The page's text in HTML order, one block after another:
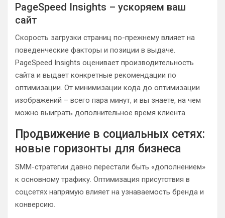
PageSpeed Insights – ускоряем ваш
сайт
Скорость загрузки страниц по-прежнему влияет на
поведенческие факторы и позиции в выдаче.
PageSpeed Insights оценивает производительность
сайта и выдает конкретные рекомендации по
оптимизации. От минимизации кода до оптимизации
изображений – всего пара минут, и вы знаете, на чем
можно выиграть дополнительное время клиента.
Продвижение в социальных сетях:
новые горизонты для бизнеса
SMM-стратегии давно перестали быть «дополнением»
к основному трафику. Оптимизация присутствия в
соцсетях напрямую влияет на узнаваемость бренда и
конверсию.